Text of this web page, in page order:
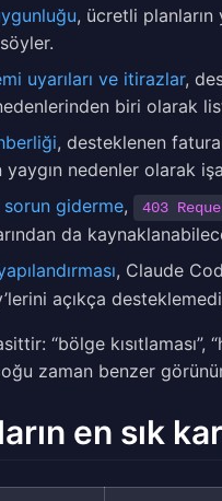
, ücretli planların
uyarıları ve itirazlar,
biri olarak
, desteklenen
nedenler olarak
giderme, 403
da
, Claude
açıkça
“bölge
zaman benzer
en sık